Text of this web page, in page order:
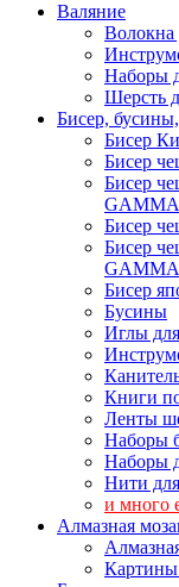
Валяние
Волокна
Наборы
Шерсть
Бисер,
Бисер
Бисер
Бисер
Бисер
Бисер
Бисер
Бусины
Иглы
Книги
Ленты
Наборы
Наборы
Нити
и много
Алмазная
Картины